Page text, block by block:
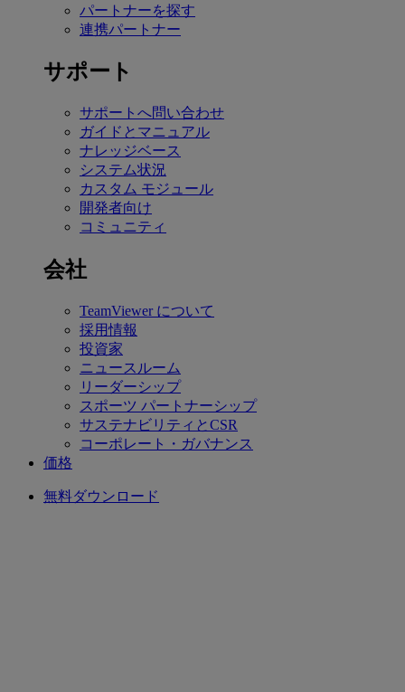
パートナーを探す
連携パートナー
サポート
サポートへ問い合わせ
ガイドとマニュアル
ナレッジベース
システム状況
カスタム モジュール
開発者向け
コミュニティ
会社
TeamViewer について
採用情報
投資家
ニュースルーム
リーダーシップ
スポーツ パートナーシップ
サステナビリティとCSR
コーポレート・ガバナンス
価格
無料ダウンロード